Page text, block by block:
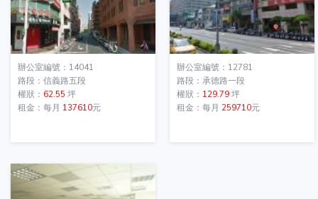
辦公室編號：14041
路段：信義路五段
權狀： 62.55 坪
租金：每月 137610元
辦公室編號：12781
路段：承德路一段
權狀： 129.79坪
租金：每月 259710元